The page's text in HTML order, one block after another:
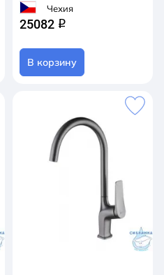
Чехия
25082 q
В корзину